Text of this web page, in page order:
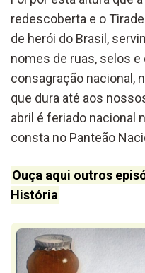
redescoberta e o
de herói do Brasil,
nomes de ruas, selos
consagração nacional,
que dura até aos
abril é feriado nacional
consta no Panteão
Ouça aqui outros
História